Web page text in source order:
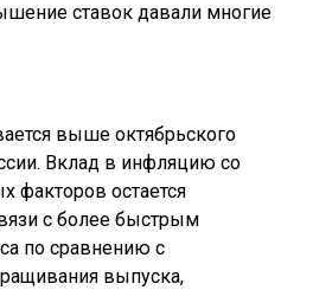
ставок давали многие
выше октябрьского
Вклад в инфляцию со
факторов остается
с более быстрым
по сравнению с
выпуска,